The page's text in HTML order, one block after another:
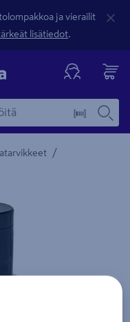
ja vierailit
lisätiedot.
/
kuvaus -